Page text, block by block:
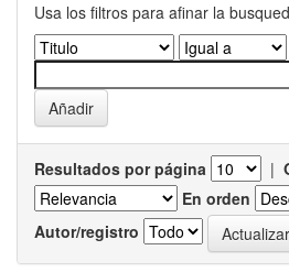
Usa los filtros para afinar la
Resultados por página |
En orden
Autor/registro